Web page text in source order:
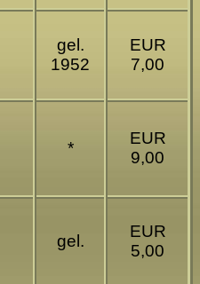
gel.
1952
EUR
7,00
*
EUR
9,00
gel.
EUR
5,00